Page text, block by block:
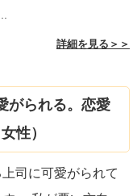
詳細を見る＞＞
がられる。恋愛
性）
司に可愛がられて